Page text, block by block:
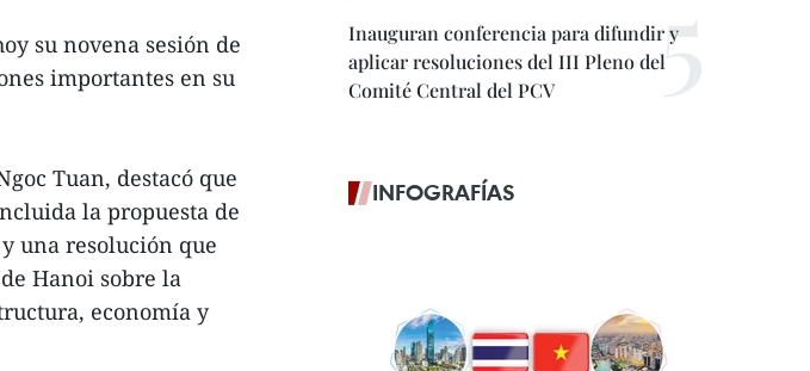
su novena sesión de
importantes en su
Tuan, destacó que
la propuesta de
una resolución que
Hanoi sobre la
economía y
Inauguran conferencia para difundir y
aplicar resoluciones del III Pleno del
Comité Central del PCV
INFOGRAFÍAS